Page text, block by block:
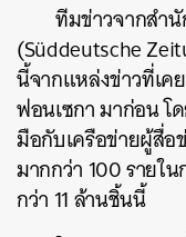
ทีมข่าวจากสำ
(Süddeutsche
นี้จากแหล่งข่าวที่เ
ฟอนเซกา มาก่อน โ
มือกับเครือข่ายผู้สื่
มากกว่า 100 รายใ
กว่า 11 ล้านชิ้นนี้